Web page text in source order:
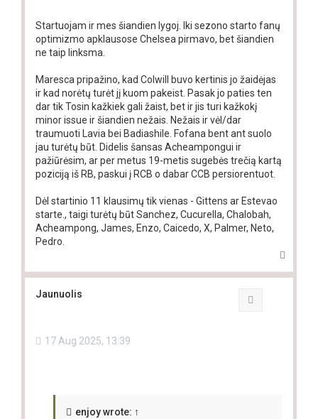
Startuojam ir mes šiandien lygoj. Iki sezono starto fanų
optimizmo apklausose Chelsea pirmavo, bet šiandien
ne taip linksma.
Maresca pripažino, kad Colwill buvo kertinis jo žaidėjas
ir kad norėtų turėt jį kuom pakeist. Pasak jo paties ten
dar tik Tosin kažkiek gali žaist, bet ir jis turi kažkokį
minor issue ir šiandien nežais. Nežais ir vėl/dar
traumuoti Lavia bei Badiashile. Fofana bent ant suolo
jau turėtų būt. Didelis šansas Acheampongui ir
pažiūrėsim, ar per metus 19-metis sugebės trečią kartą
poziciją iš RB, paskui į RCB o dabar CCB persiorentuot.
Dėl startinio 11 klausimų tik vienas - Gittens ar Estevao
starte., taigi turėtų būt Sanchez, Cucurella, Chalobah,
Acheampong, James, Enzo, Caicedo, X, Palmer, Neto,
Pedro.
p
Jaunuolis
17 Aug 2025, 13:39
enjoywrote: ↑